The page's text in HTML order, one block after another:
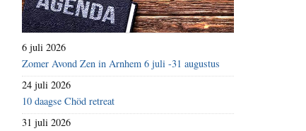
6 juli 2026
Zomer Avond Zen in Arnhem 6 juli -31 augustus
24 juli 2026
10 daagse Chöd retreat
31 juli 2026